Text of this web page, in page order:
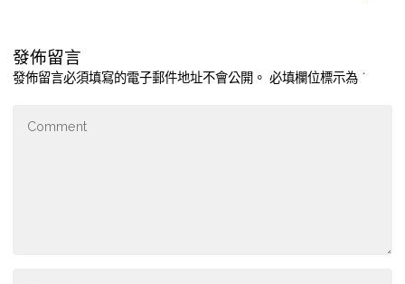
發佈留言
發佈留言必須填寫的電子郵件地址不會公開。 必填欄位標示為 *